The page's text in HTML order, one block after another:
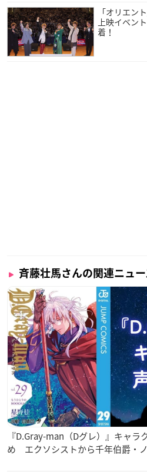
椎名豪
【主題歌】
angela
「オリエン
上映イベン
着！
斉藤壮馬さんの関連ニュ
『D.Gray-man（Dグレ）』キャラ
め エクソシストから千年伯爵・